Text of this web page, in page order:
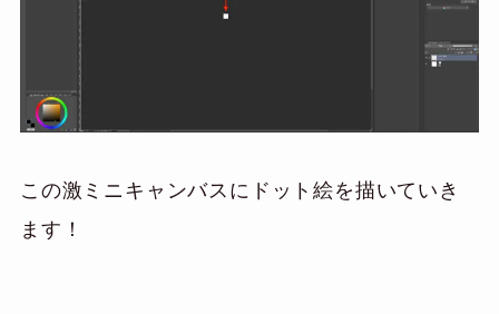
この激ミニキャンバスにドット絵を描いていき
ます！